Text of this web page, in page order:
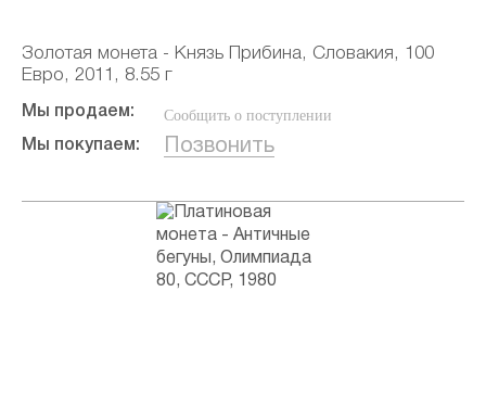
Золотая монета - Князь Прибина, Словакия, 100
Евро, 2011, 8.55 г
Мы продаем: Сообщить о поступлении
Мы покупаем: Позвонить